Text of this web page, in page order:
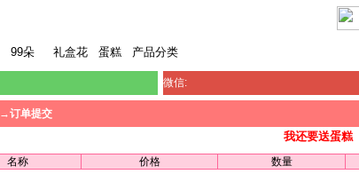
99朵 礼盒花 蛋糕 产品分类
微信:
→订单提交
我还要送蛋糕
名称 价格 数量